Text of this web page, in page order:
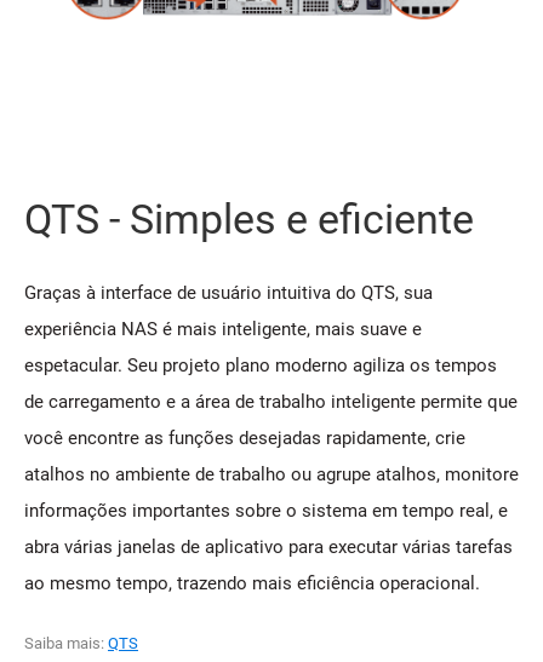
QTS - Simples e eficiente
Graças à interface de usuário intuitiva do QTS, sua
experiência NAS é mais inteligente, mais suave e
espetacular. Seu projeto plano moderno agiliza os tempos
de carregamento e a área de trabalho inteligente permite que
você encontre as funções desejadas rapidamente, crie
atalhos no ambiente de trabalho ou agrupe atalhos, monitore
informações importantes sobre o sistema em tempo real, e
abra várias janelas de aplicativo para executar várias tarefas
ao mesmo tempo, trazendo mais eficiência operacional.
Saiba mais: QTS